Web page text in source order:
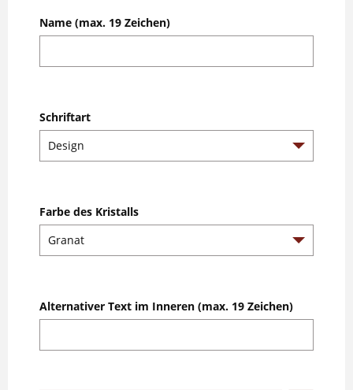
Name (max. 19 Zeichen)
Schriftart
Farbe des Kristalls
Alternativer Text im Inneren (max. 19 Zeichen)